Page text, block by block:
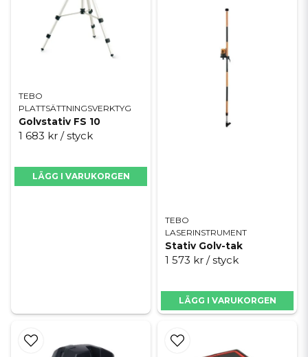
TEBO
PLATTSÄTTNINGSVERKTYG
Golvstativ FS 10
1 683 kr / styck
LÄGG I VARUKORGEN
TEBO
LASERINSTRUMENT
Stativ Golv-tak
1 573 kr / styck
LÄGG I VARUKORGEN